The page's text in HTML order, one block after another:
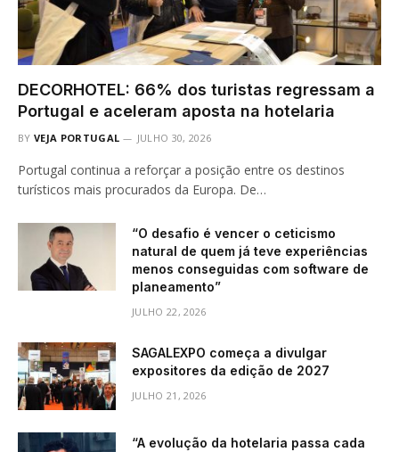
DECORHOTEL: 66% dos turistas regressam a
Portugal e aceleram aposta na hotelaria
BY VEJA PORTUGAL JULHO 30, 2026
Portugal continua a reforçar a posição entre os destinos
turísticos mais procurados da Europa. De…
“O desafio é vencer o ceticismo
natural de quem já teve experiências
menos conseguidas com software de
planeamento”
JULHO 22, 2026
SAGALEXPO começa a divulgar
expositores da edição de 2027
JULHO 21, 2026
“A evolução da hotelaria passa cada